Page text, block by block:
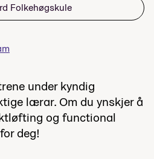
Folkehøgskule
under kyndig
lærar. Om du ynskjer å
og functional
deg!